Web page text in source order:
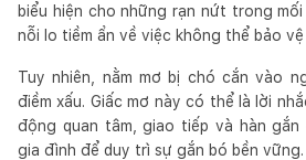
biểu hiện cho những rạn nứt trong
nỗi lo tiềm ẩn về việc không thể bảo
Tuy nhiên, nằm mơ bị chó cắn vào
điềm xấu. Giấc mơ này có thể là lời
động quan tâm, giao tiếp và hàn
gia đình để duy trì sự gắn bó bền vững.